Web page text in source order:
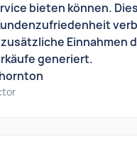
bieten können.
Einnahmen
generiert.